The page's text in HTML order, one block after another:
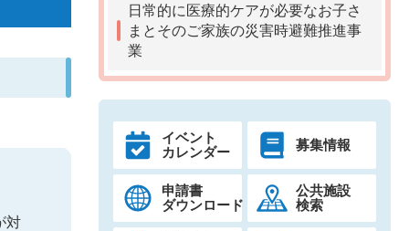
対
日常的に医療的ケアが必要なお子さ
まとそのご家族の災害時避難推進事
業
イベント
カレンダー
募集情報
申請書
ダウンロード
公共施設
検索